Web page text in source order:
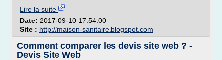
Lire la suite
Date: 2017-09-10 17:54:00
Site : http://maison-sanitaire.blogspot.com
Comment comparer les devis site web ? -
Devis Site Web